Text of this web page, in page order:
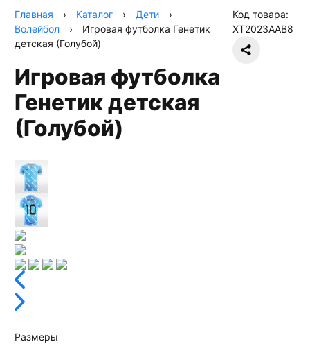
Главная › Каталог › Дети
›
Волейбол
›
Игровая футболка Генетик
детская (Голубой)
Код товара:
XT2023AAB8
Игровая футболка
Генетик детская
(Голубой)
Размеры